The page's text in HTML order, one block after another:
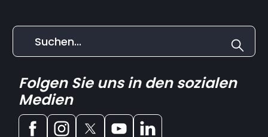
Folgen Sie uns in den sozialen
Medien